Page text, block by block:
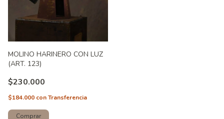
MOLINO HARINERO CON LUZ
(ART. 123)
$230.000
$184.000 conTransferencia